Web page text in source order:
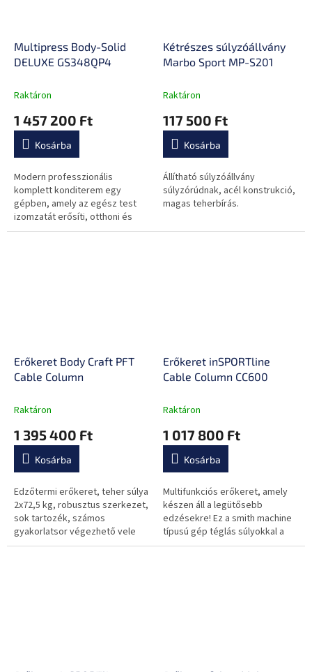
Multipress Body-Solid
DELUXE GS348QP4
Raktáron
1 457 200 Ft
Kosárba
Modern professzionális
komplett konditerem egy
gépben, amely az egész test
izomzatát erősíti, otthoni és
edzőtermi használatra is
Kétrészes súlyzóállvány
Marbo Sport MP-S201
Raktáron
117 500 Ft
Kosárba
Állítható súlyzóállvány
súlyzórúdnak, acél konstrukció,
magas teherbírás.
Erőkeret Body Craft PFT
Cable Column
Raktáron
1 395 400 Ft
Kosárba
Edzőtermi erőkeret, teher súlya
2x72,5 kg, robusztus szerkezet,
sok tartozék, számos
gyakorlatsor végezhető vele
Erőkeret inSPORTline
Cable Column CC600
Raktáron
1 017 800 Ft
Kosárba
Multifunkciós erőkeret, amely
készen áll a legütősebb
edzésekre! Ez a smith machine
típusú gép téglás súlyokkal a
legnépszerűbb darabja lesz